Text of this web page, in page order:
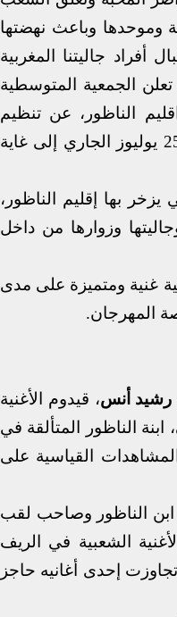
وموحدها وباعث نهضتها
أفراد جاليتنا المغربية
تعلن الجمعية المتوسطية
الناظور، عن تنظيم
الدورة الحادية عشر من المهرجان المتوسطي للناظور في الفترة مابين 25 يوليوز الجاري إلى غاية
يزخر بها إقليم الناظور،
وزوارها من داخل
غنية ومتميزة على مدى
المهرجان.
رشيد أنس، قيدوم الأغنية
، ابنة الناظور المتألقة في
القياسية على
ابن الناظور وصاحب لقب
الشعبية في الريف
إحدى أغانيه حاجز